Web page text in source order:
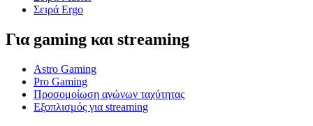
Σειρά Ergo
Για gaming και streaming
Astro Gaming
Pro Gaming
Προσομοίωση αγώνων ταχύτητας
Εξοπλισμός για streaming